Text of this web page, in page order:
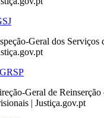
Geral dos Serviços
Geral de Reinserção
| Justiça.gov.pt